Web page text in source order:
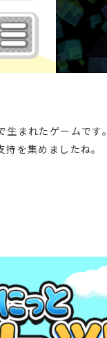
まれたゲームです。
を集めましたね。